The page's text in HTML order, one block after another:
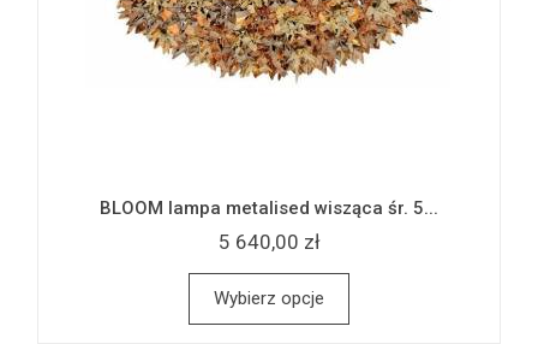
BLOOM lampa metalised wisząca śr. 5...
5 640,00 zł
Wybierz opcje